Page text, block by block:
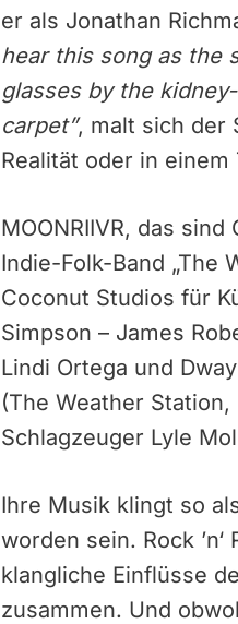
er als Jonathan
hear this song as the
glasses by the
carpet”, malt sich der
Realität oder in
MOONRIIVR, das
Indie-Folk-Band „The
Coconut Studios für
Simpson – James
Lindi Ortega und
(The Weather
Schlagzeuger Lyle
Ihre Musik klingt so
worden sein. Rock
klangliche Einflüsse
zusammen. Und